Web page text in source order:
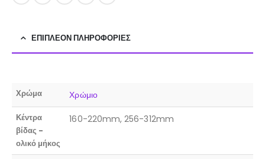
ΕΠΙΠΛΈΟΝ ΠΛΗΡΟΦΟΡΊΕΣ
Χρώμα Χρώμιο
Κέντρα
βίδας -
ολικό μήκος
160-220mm, 256-312mm